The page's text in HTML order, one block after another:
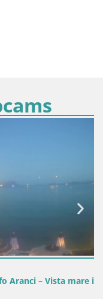
Vista mare in diretta